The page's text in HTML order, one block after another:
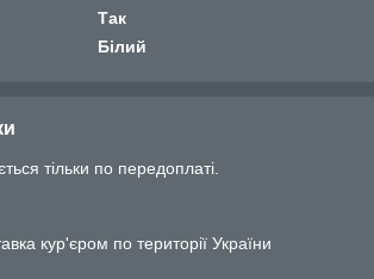
Так
Білий
тільки по передоплаті.
кур'єром по території України